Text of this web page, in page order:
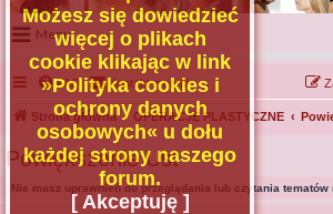
Menu
Portal
Facebook
Regulamin
Zapytaj administratora
Kontakt
FAQ Kontakt z nami
Strona główna OPERACJE PLASTYCZNE
Powiększenie Ust
Nie masz uprawnień do przeglądania lub czytania tematów
Możesz się dowiedzieć
więcej o plikach
cookie klikając w link
»Polityka cookies i
ochrony danych
osobowych« u dołu
każdej strony naszego
forum.
[ Akceptuję ]